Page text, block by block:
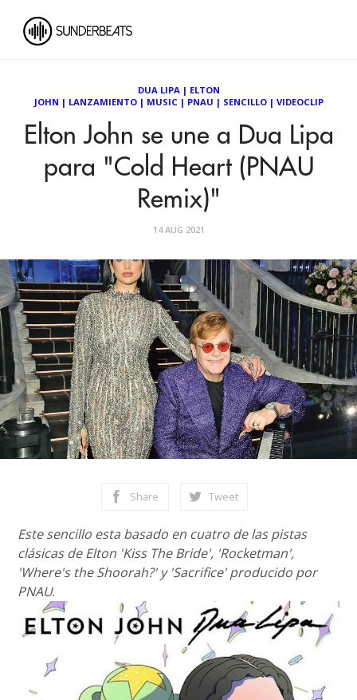
DUA LIPA| ELTON
JOHN | LANZAMIENTO| MUSIC| PNAU | SENCILLO| VIDEOCLIP
Elton John se une a Dua Lipa
para "Cold Heart (PNAU
Remix)"
14 AUG 2021
Share Tweet
Este sencillo esta basado en cuatro de las pistas
clásicas de Elton 'Kiss The Bride', 'Rocketman',
'Where's the Shoorah?' y 'Sacrifice' producido por
PNAU.